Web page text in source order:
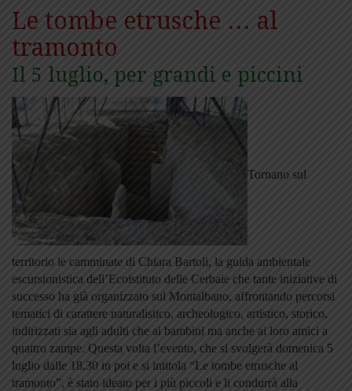
Le tombe etrusche … al
tramonto
Il 5 luglio, per grandi e piccini
Tornano sul
territorio le camminate di Chiara Bartoli, la guida ambientale
escursionistica dell’Ecoistituto delle Cerbaie che tante iniziative di
successo ha già organizzato sul Montalbano, affrontando percorsi
tematici di carattere naturalistico, archeologico, artistico, storico,
indirizzati sia agli adulti che ai bambini ma anche ai loro amici a
quattro zampe. Questa volta l’evento, che si svolgerà domenica 5
luglio dalle 18.30 in poi e si intitola “Le tombe etrusche al
tramonto”, è stato ideato per i più piccoli e li condurrà alla